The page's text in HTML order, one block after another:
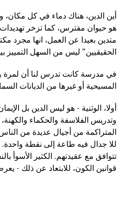
أين الدين، هناك دماء في كل مكان،
هو حيوان مفترس، كما تزخر تهديدات
متدين بعيدا عن العمل، انها مجرد
الحقيقيين" ليس من السهل التمييز
في مدرسة كانت تدرس لنا أن لمرة
المسيحية أو غيرها من الديانات
أولا، الوثنية - هو ليس الدين بل
وتدريس الفلاسفة والحكماء
المتراكمة من أجيال عديدة من
للا جدال فيه طاعة إلى نقطة واحدة.
تتوافق مع عقيدتهم. الكثير الأسوأ
قوانين الكون، للابتعاد عن ذلك -